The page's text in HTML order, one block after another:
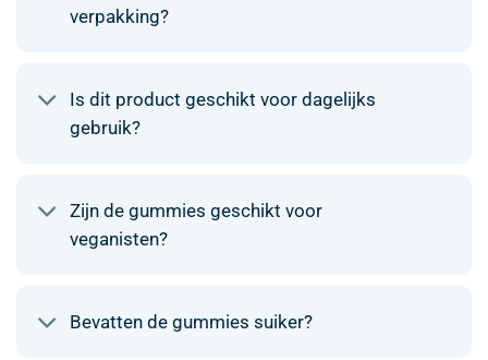
verpakking?
Is dit product geschikt voor dagelijks
gebruik?
Zijn de gummies geschikt voor
veganisten?
Bevatten de gummies suiker?